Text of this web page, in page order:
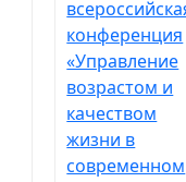
конференция
«Управление
возрастом и
качеством
жизни в
современном